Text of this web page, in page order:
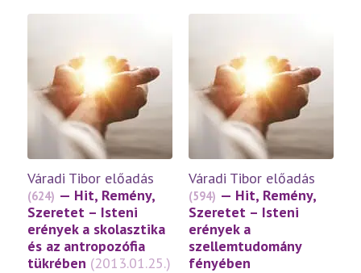
van.
változatok
termékoldalon
választhatók
ki
van.
változatok
termékoldalon
választhatók
ki
Váradi Tibor előadás
(624) — Hit, Remény,
Szeretet – Isteni
erények a skolasztika
és az antropozófia
tükrében (2013.01.25.)
Váradi Tibor előadás
(594) — Hit, Remény,
Szeretet – Isteni
erények a
szellemtudomány
fényében